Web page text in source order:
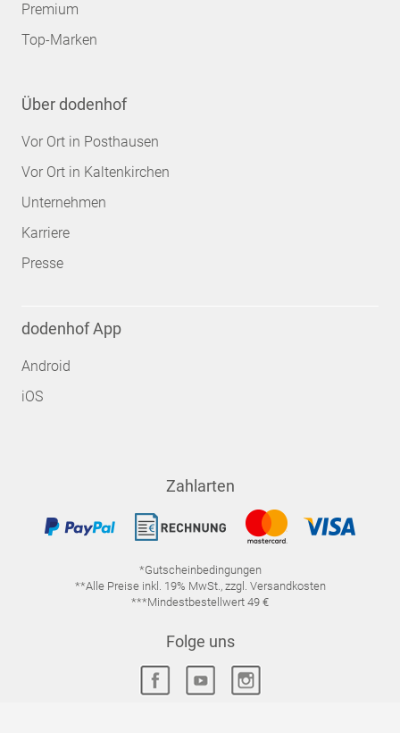
Premium
Top-Marken
Über dodenhof
Vor Ort in Posthausen
Vor Ort in Kaltenkirchen
Unternehmen
Karriere
Presse
dodenhof App
Android
iOS
Zahlarten
*Gutscheinbedingungen
**Alle Preise inkl. 19% MwSt., zzgl. Versandkosten
***Mindestbestellwert 49 €
Folge uns